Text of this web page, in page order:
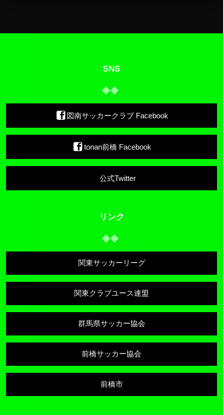
SNS
図南サッカークラブ Facebook
tonan前橋 Facebook
公式Twitter
リンク
関東サッカーリーグ
関東クラブユース連盟
群馬県サッカー協会
前橋サッカー協会
前橋市